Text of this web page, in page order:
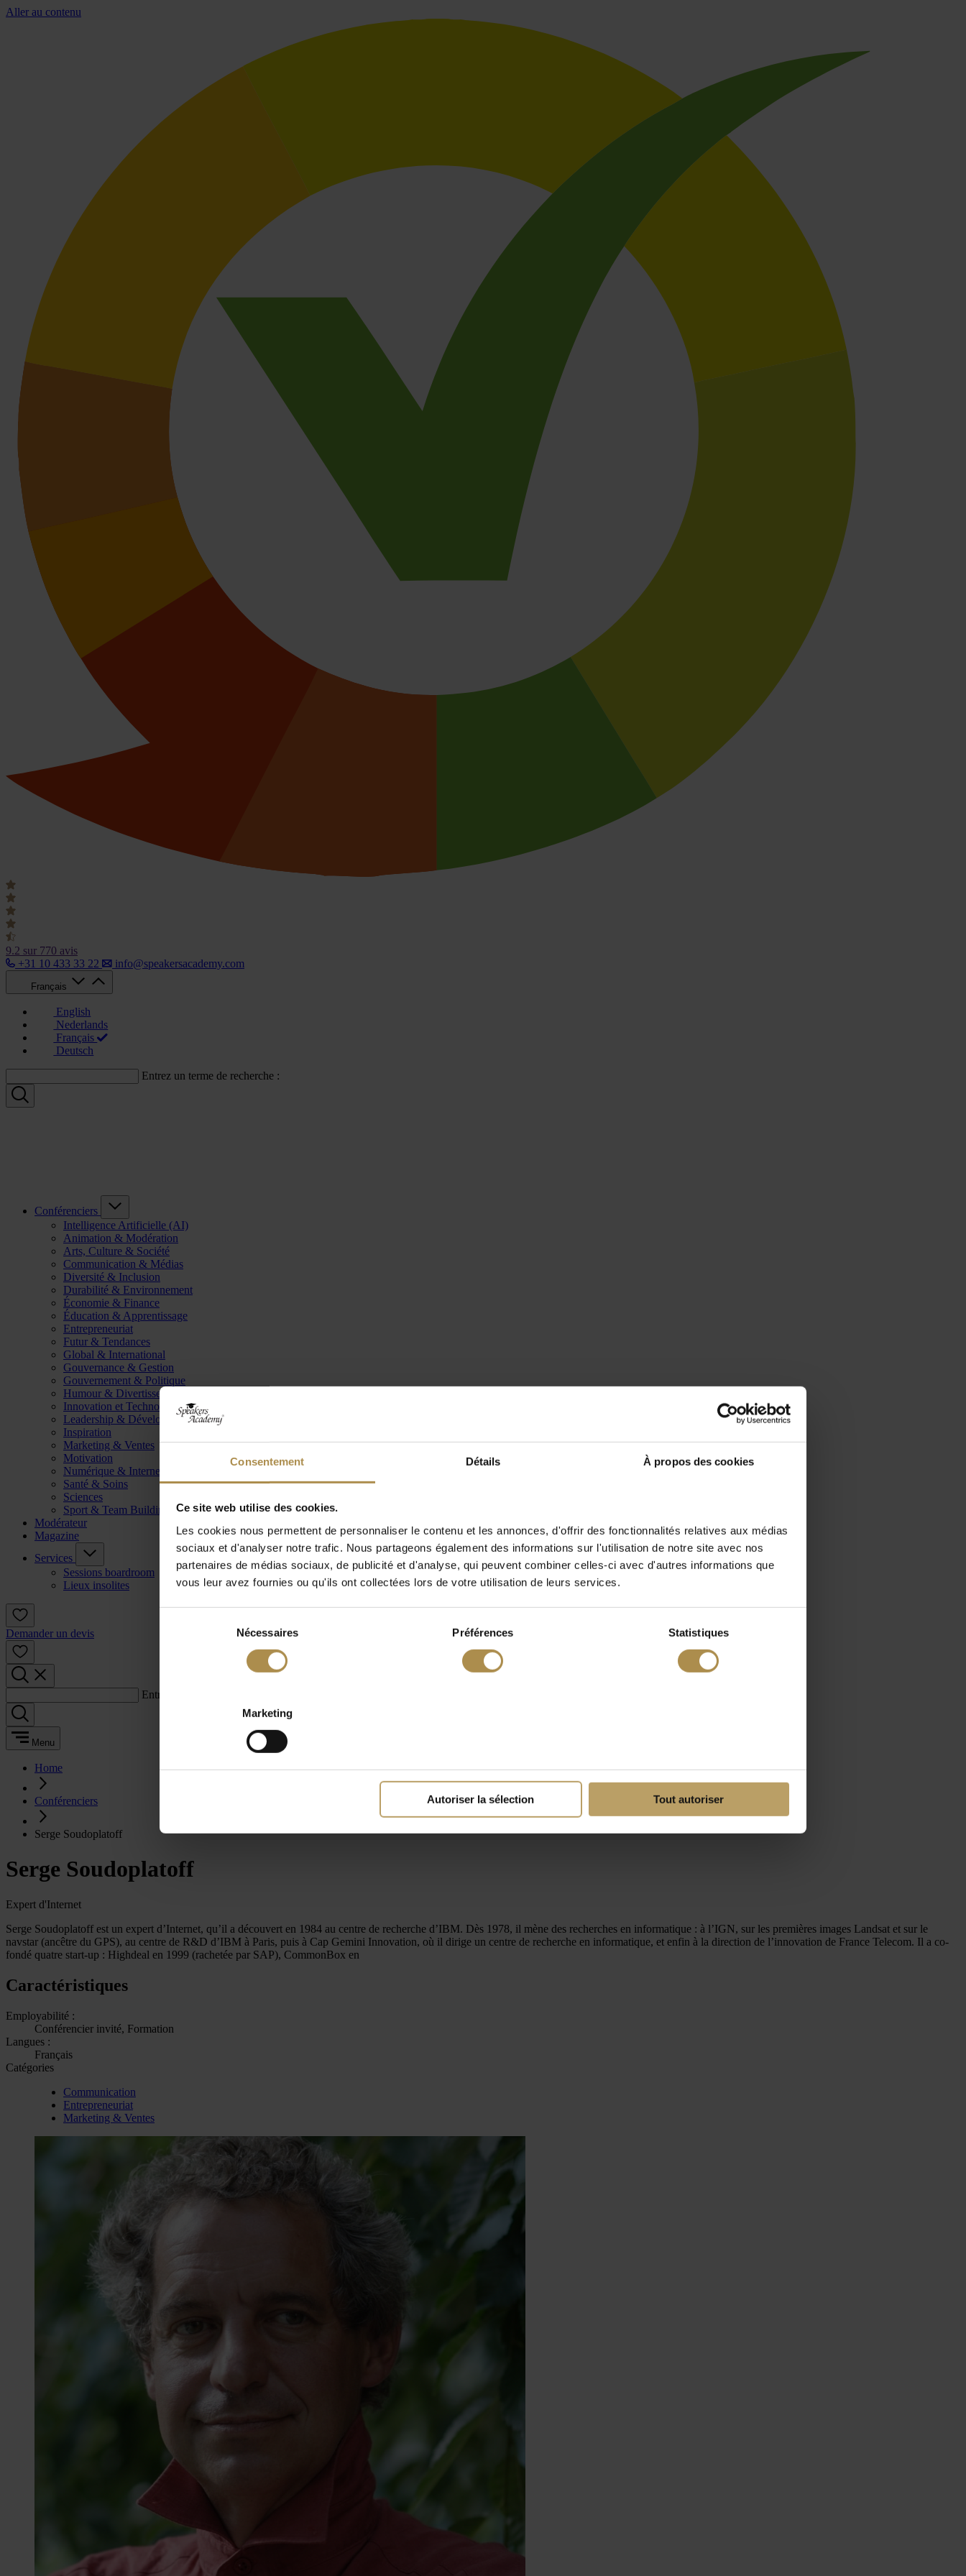
Consentement Détails À propos des cookies
Ce site web utilise des cookies.
Les cookies nous permettent de personnaliser le contenu et les annonces, d'offrir des fonctionnalités relatives aux médias
sociaux et d'analyser notre trafic. Nous partageons également des informations sur l'utilisation de notre site avec nos
partenaires de médias sociaux, de publicité et d'analyse, qui peuvent combiner celles-ci avec d'autres informations que
vous leur avez fournies ou qu'ils ont collectées lors de votre utilisation de leurs services.
Nécessaires Préférences Statistiques
Marketing
Autoriser la sélection Tout autoriser
Aller au contenu
9.2 sur 770 avis
+31 10 433 33 22
info@speakersacademy.com
Français
English
Nederlands
Français
Deutsch
Entrez un terme de recherche :
Conférenciers
Intelligence Artificielle (AI)
Animation & Modération
Arts, Culture & Société
Communication & Médias
Diversité & Inclusion
Durabilité & Environnement
Économie & Finance
Éducation & Apprentissage
Entrepreneuriat
Futur & Tendances
Global & International
Gouvernance & Gestion
Gouvernement & Politique
Humour & Divertissement
Innovation et Technologie
Leadership & Développement
Inspiration
Marketing & Ventes
Motivation
Numérique & Internet
Santé & Soins
Sciences
Sport & Team Building
Modérateur
Magazine
Services
Sessions boardroom
Lieux insolites
Demander un devis
Entrez un terme de recherche :
Menu
Home
Conférenciers
Serge Soudoplatoff
Serge Soudoplatoff
Expert d'Internet
Serge Soudoplatoff est un expert d’Internet, qu’il a découvert en 1984 au centre de recherche d’IBM. Dès 1978, il mène des recherches en informatique : à l’IGN, sur les premières images Landsat et sur le
navstar (ancêtre du GPS), au centre de R&D d’IBM à Paris, puis à Cap Gemini Innovation, où il dirige un centre de recherche en informatique, et enfin à la direction de l’innovation de France Telecom. Il a co-
fondé quatre start-up : Highdeal en 1999 (rachetée par SAP), CommonBox en
Caractéristiques
Employabilité :
Conférencier invité, Formation
Langues :
Français
Catégories
Communication
Entrepreneuriat
Marketing & Ventes